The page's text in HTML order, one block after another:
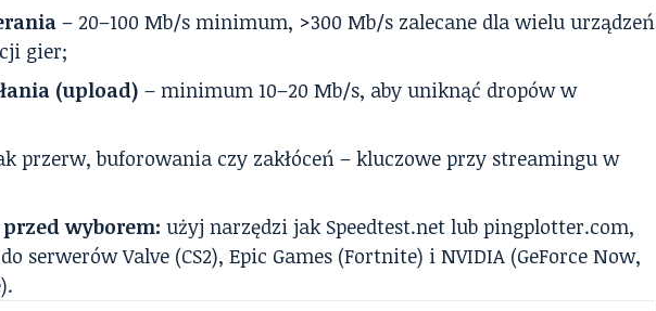
– 20–100 Mb/s minimum, >300 Mb/s zalecane dla wielu urządzeń
gier;
(upload) – minimum 10–20 Mb/s, aby uniknąć dropów w
przerw, buforowania czy zakłóceń – kluczowe przy streamingu w
wyborem: użyj narzędzi jak Speedtest.net lub pingplotter.com,
serwerów Valve (CS2), Epic Games (Fortnite) i NVIDIA (GeForce Now,